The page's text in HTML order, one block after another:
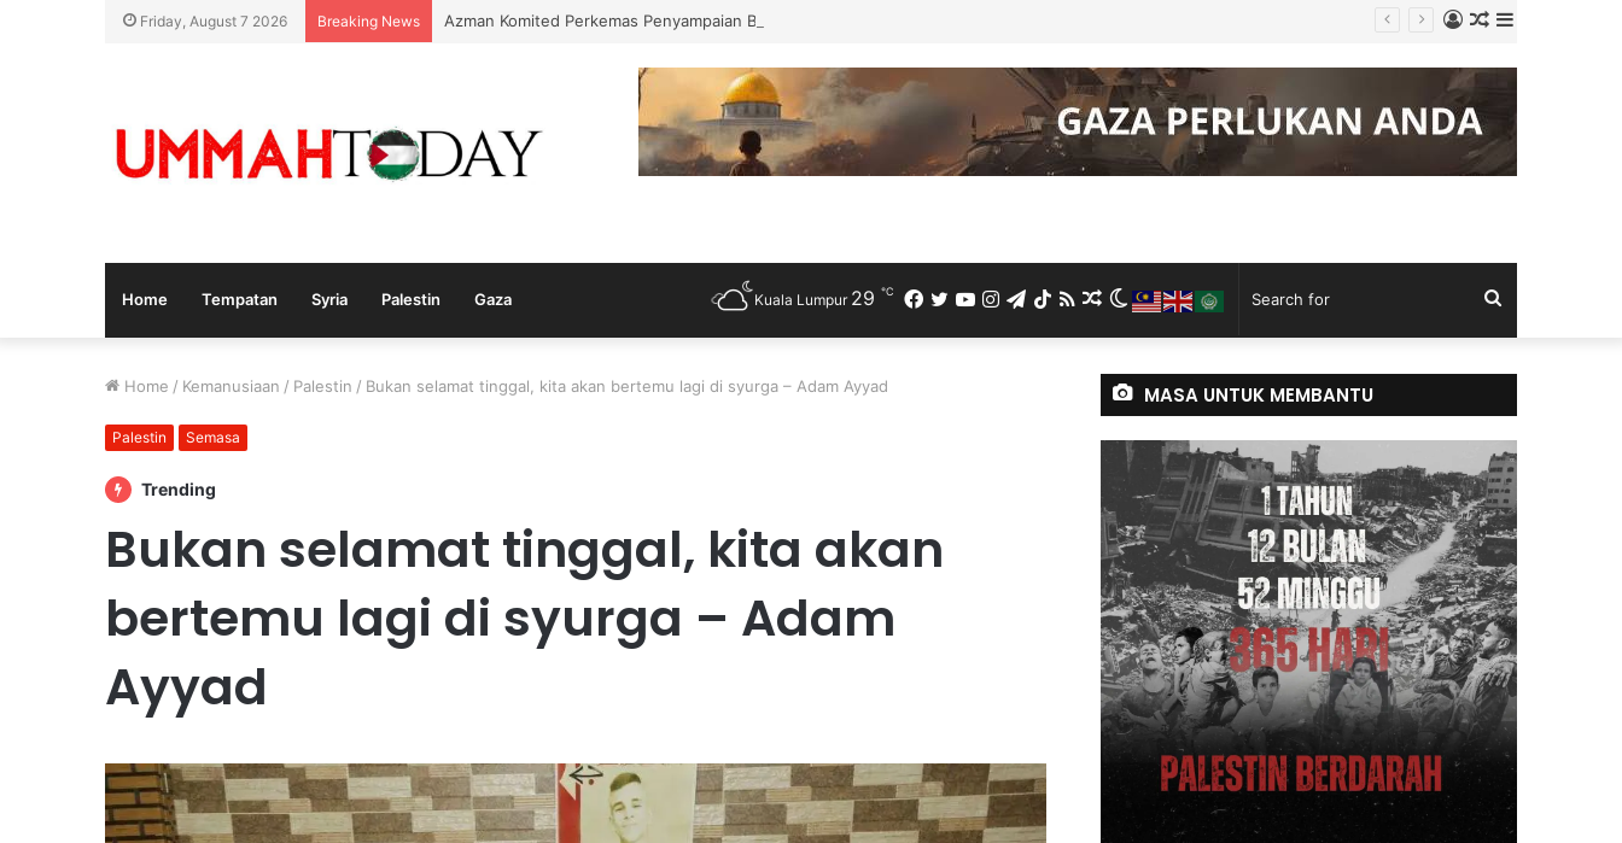
Friday, August 7 2026 Breaking News Azman Komited Perkemas Penyampaian Bantuan Kebajikan Penduduk di Ampang
Random
Article
Log
In
Home Tempatan Syria Palestin Gaza
for
Switch
skin
Random
Article
RSS
TikTok
Telegram
Instagram
YouTube
Twitter
Facebook
Kuala Lumpur 29 ℃
Home / Kemanusiaan / Palestin / Bukan selamat tinggal, kita akan bertemu lagi di syurga – Adam Ayyad
Palestin Semasa
Trending
Bukan selamat tinggal, kita akan
bertemu lagi di syurga – Adam
Ayyad
MASA UNTUK MEMBANTU